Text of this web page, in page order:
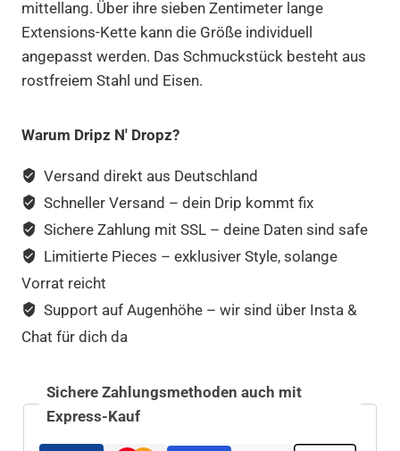
mittellang. Über ihre sieben Zentimeter lange
Extensions-Kette kann die Größe individuell
angepasst werden. Das Schmuckstück besteht aus
rostfreiem Stahl und Eisen.
Warum Dripz N' Dropz?
Versand direkt aus Deutschland
Schneller Versand – dein Drip kommt fix
Sichere Zahlung mit SSL – deine Daten sind safe
Limitierte Pieces – exklusiver Style, solange
Vorrat reicht
Support auf Augenhöhe – wir sind über Insta &
Chat für dich da
Sichere Zahlungsmethoden auch mit
Express-Kauf